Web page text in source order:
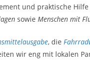
und praktische
sowie Menschen mit
, die
wir eng mit lokalen